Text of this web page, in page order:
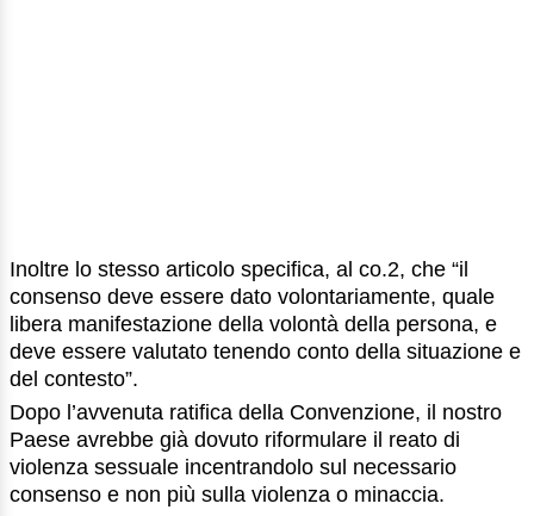
Inoltre lo stesso articolo specifica, al co.2, che “il
consenso deve essere dato volontariamente, quale
libera manifestazione della volontà della persona, e
deve essere valutato tenendo conto della situazione e
del contesto”.
Dopo l’avvenuta ratifica della Convenzione, il nostro
Paese avrebbe già dovuto riformulare il reato di
violenza sessuale incentrandolo sul necessario
consenso e non più sulla violenza o minaccia.